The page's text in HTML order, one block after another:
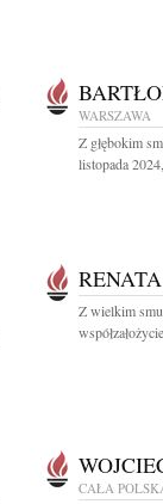
WARSZAWA
Z głębokim
listopada
Z wielkim
CAŁA